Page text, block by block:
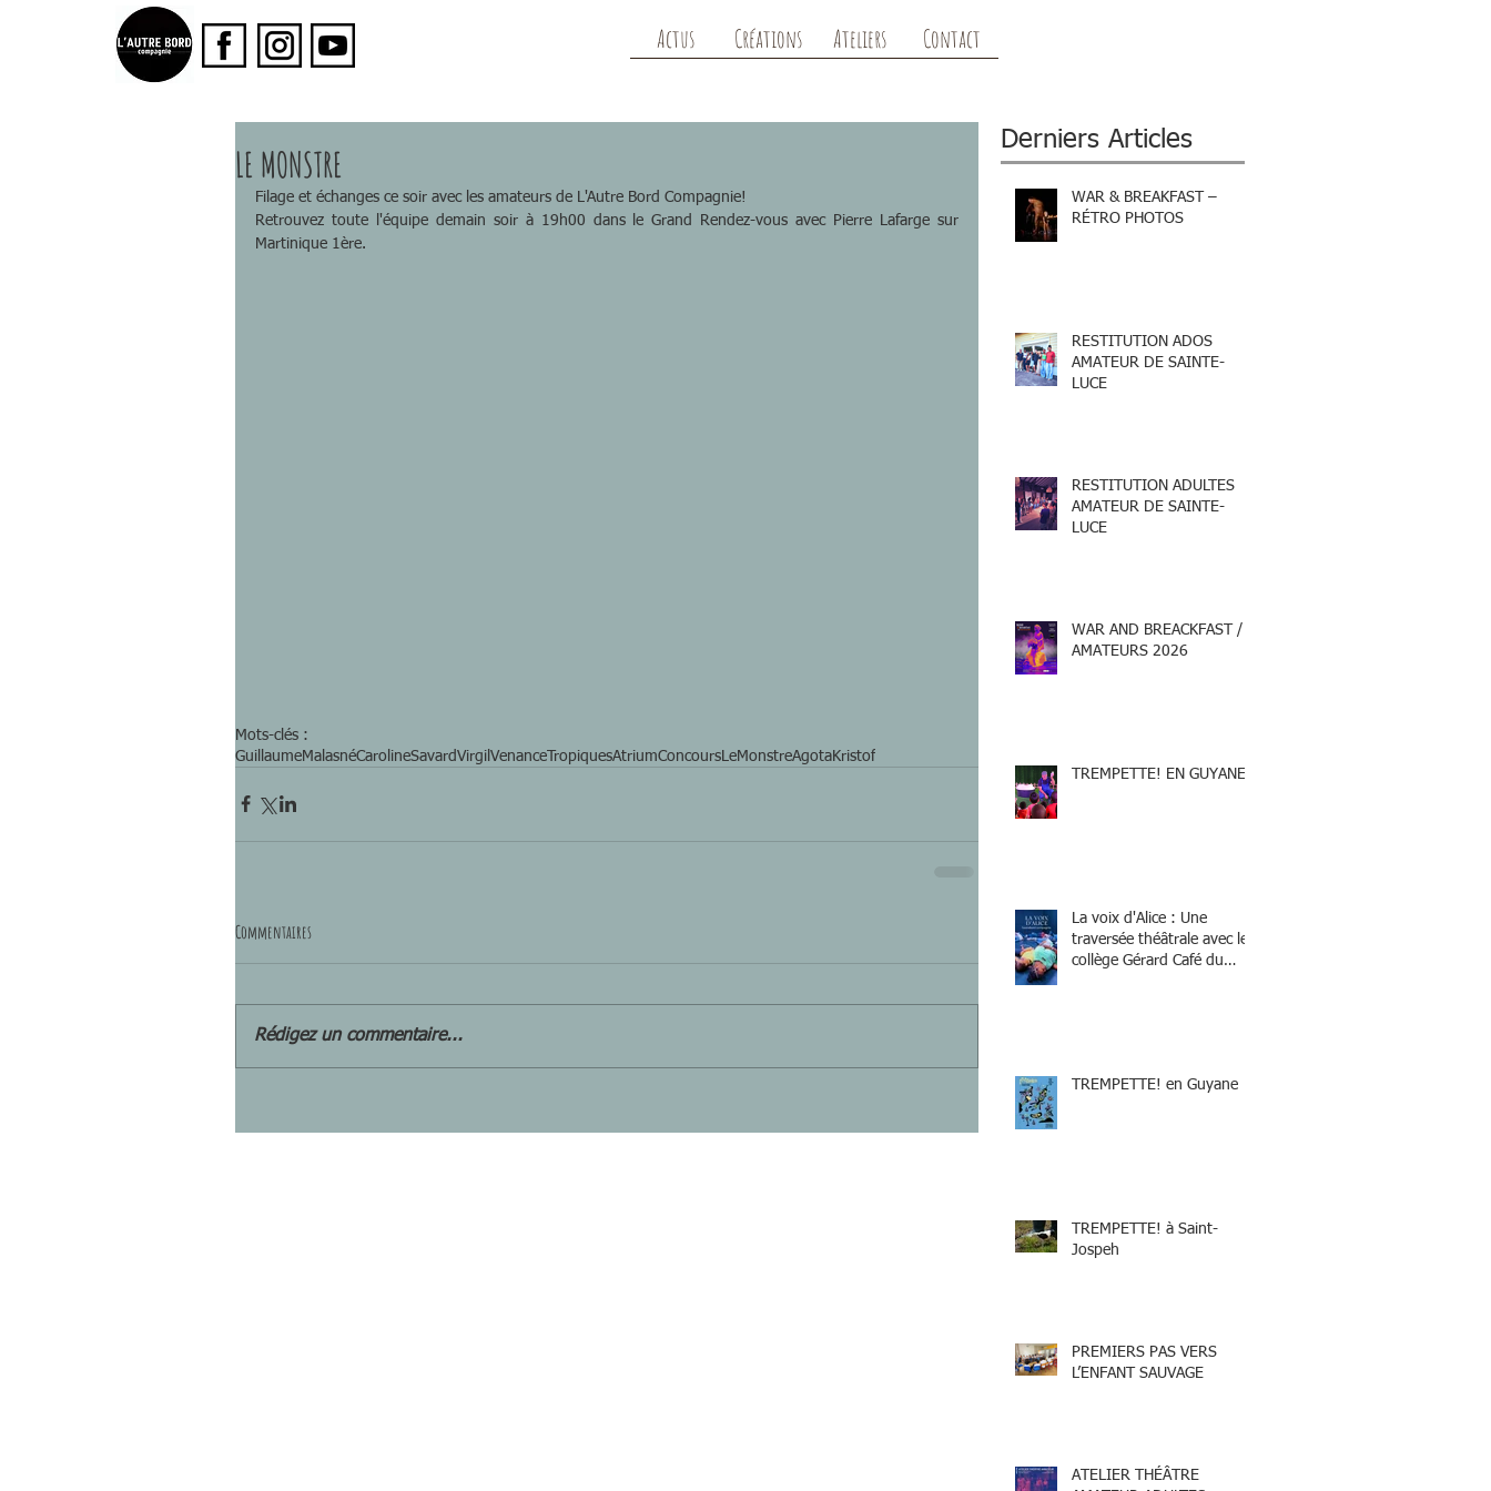
Actus Créations Ateliers Contact
LE MONSTRE
Filage et échanges ce soir avec les amateurs de L'Autre Bord Compagnie!
Retrouvez toute l'équipe demain soir à 19h00 dans le Grand Rendez-vous avec Pierre Lafarge sur
Martinique 1ère.
Mots-clés :
GuillaumeMalasnéCarolineSavardVirgilVenance TropiquesAtriumConcoursLeMonstreAgotaKristof
Commentaires
Rédigez un commentaire...
Derniers Articles
WAR & BREAKFAST –
RÉTRO PHOTOS
RESTITUTION ADOS
AMATEUR DE SAINTE-
LUCE
RESTITUTION ADULTES
AMATEUR DE SAINTE-
LUCE
WAR AND BREACKFAST /
AMATEURS 2026
TREMPETTE! EN GUYANE
La voix d'Alice : Une
traversée théâtrale avec le
collège Gérard Café du
TREMPETTE! en Guyane
TREMPETTE! à Saint-
Jospeh
PREMIERS PAS VERS
L’ENFANT SAUVAGE
ATELIER THÉÂTRE